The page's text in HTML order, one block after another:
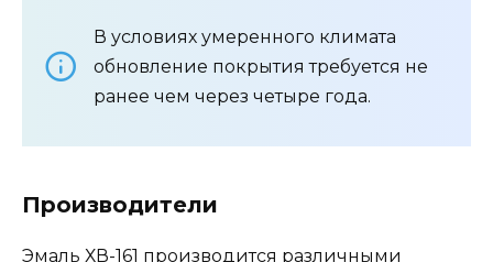
В условиях умеренного климата
обновление покрытия требуется не
ранее чем через четыре года.
Производители
Эмаль ХВ-161 производится различными